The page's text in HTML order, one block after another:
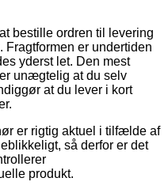
bestille ordren til levering
Fragtformen er undertiden
yderst let. Den mest
unægtelig at du selv
at du lever i kort
er rigtig aktuel i tilfælde af
så derfor er det
produkt.